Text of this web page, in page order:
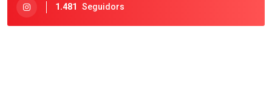
1.481 Seguidors